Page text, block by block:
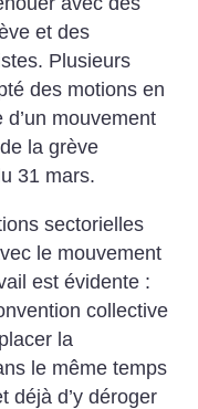
et des
Plusieurs
des motions en
mouvement
la grève
31 mars.
sectorielles
le mouvement
est évidente :
collective
la
le même temps
déjà d’y déroger